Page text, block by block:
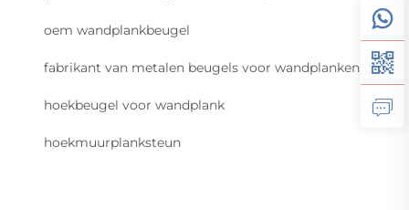
oem wandplankbeugel
fabrikant van metalen beugels voor wandplanken
hoekbeugel voor wandplank
hoekmuurplanksteun